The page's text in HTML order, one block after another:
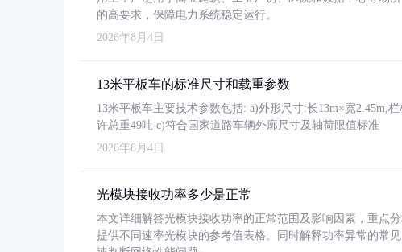
的高要求，保障电力系统稳定运行。
2026年8月4日
13米平板车的标准尺寸和载重参数
13米平板车主要技术参数包括: a)外形尺寸:长13m×宽2.45m,
许总重49吨 c)符合国家道路车辆外廓尺寸及轴荷限值标准
2026年8月4日
光模块接收功率多少是正常
本文详细解答光模块接收功率的正常范围及影响因素，重点
提供不同速率光模块的参考值表格。同时解释功率异常的常